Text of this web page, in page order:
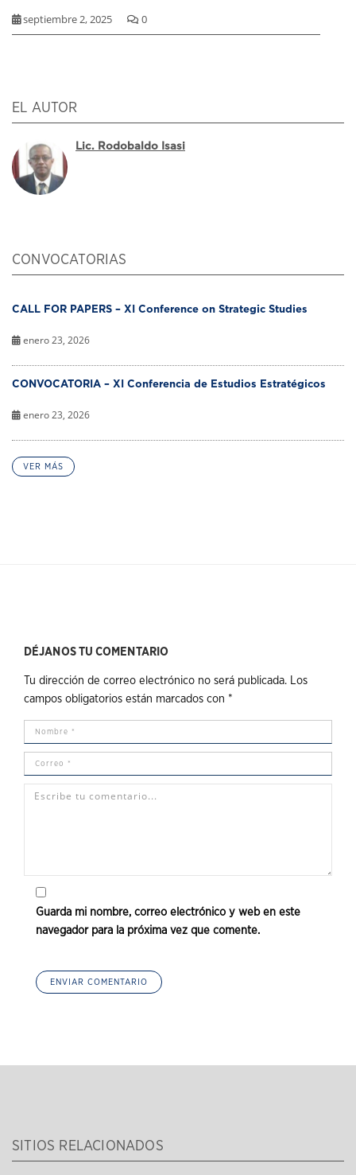
septiembre 2, 2025 0
EL AUTOR
Lic. Rodobaldo Isasi
CONVOCATORIAS
CALL FOR PAPERS – XI Conference on Strategic Studies
enero 23, 2026
CONVOCATORIA – XI Conferencia de Estudios Estratégicos
enero 23, 2026
VER MÁS
DÉJANOS TU COMENTARIO
Tu dirección de correo electrónico no será publicada.
Los
campos obligatorios están marcados con *
Guarda mi nombre, correo electrónico y web en este
navegador para la próxima vez que comente.
SITIOS RELACIONADOS